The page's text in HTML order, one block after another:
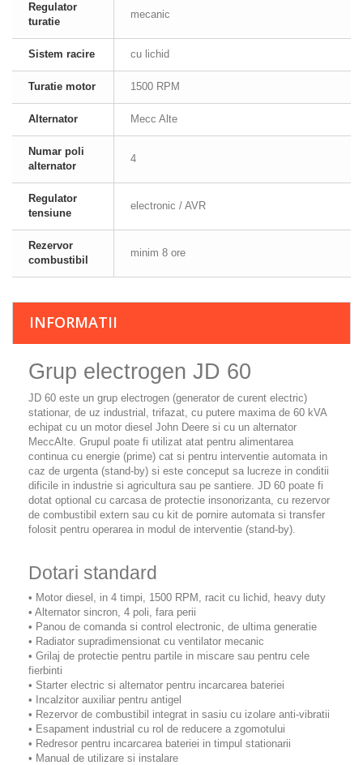
Regulator
turatie
mecanic
Sistem racire cu lichid
Turatie motor 1500 RPM
Alternator Mecc Alte
Numar poli
alternator
4
Regulator
tensiune
electronic / AVR
Rezervor
combustibil
minim 8 ore
INFORMATII
Grup electrogen JD 60
JD 60 este un grup electrogen (generator de curent electric)
stationar, de uz industrial, trifazat, cu putere maxima de 60 kVA
echipat cu un motor diesel John Deere si cu un alternator
MeccAlte. Grupul poate fi utilizat atat pentru alimentarea
continua cu energie (prime) cat si pentru interventie automata in
caz de urgenta (stand-by) si este conceput sa lucreze in conditii
dificile in industrie si agricultura sau pe santiere. JD 60 poate fi
dotat optional cu carcasa de protectie insonorizanta, cu rezervor
de combustibil extern sau cu kit de pornire automata si transfer
folosit pentru operarea in modul de interventie (stand-by).
Dotari standard
• Motor diesel, in 4 timpi, 1500 RPM, racit cu lichid, heavy duty
• Alternator sincron, 4 poli, fara perii
• Panou de comanda si control electronic, de ultima generatie
• Radiator supradimensionat cu ventilator mecanic
• Grilaj de protectie pentru partile in miscare sau pentru cele
fierbinti
• Starter electric si alternator pentru incarcarea bateriei
• Incalzitor auxiliar pentru antigel
• Rezervor de combustibil integrat in sasiu cu izolare anti-vibratii
• Esapament industrial cu rol de reducere a zgomotului
• Redresor pentru incarcarea bateriei in timpul stationarii
• Manual de utilizare si instalare